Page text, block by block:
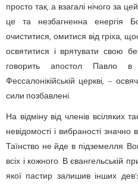
просто так, а взагалі нічого за
це та незбагненна
очиститися, омитися від гріха,
освятитися і врятувати свою
говорить апостол Павло
Фессалонікійській церкві, –
сили позбавлені.
На відміну від членів всіляких
невідомості і вибраності
Таїнство не йде в підземелля.
всіх і кожного. В євангельській
якої пастир залишив інших